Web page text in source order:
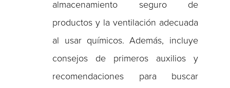
almacenamiento seguro de
productos y la ventilación adecuada
al usar químicos. Además, incluye
consejos de primeros auxilios y
recomendaciones para buscar